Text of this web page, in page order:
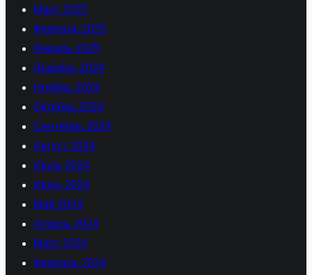
Март 2025
Февраль 2025
Январь 2025
Декабрь 2024
Ноябрь 2024
Октябрь 2024
Сентябрь 2024
Август 2024
Июль 2024
Июнь 2024
Май 2024
Апрель 2024
Март 2024
Февраль 2024